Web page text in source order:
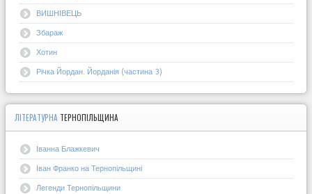
ВИШНІВЕЦЬ
Збараж
Хотин
Річка Йордан. Йорданія (частина 3)
ЛІТЕРАТУРНА ТЕРНОПІЛЬЩИНА
Іванна Блажкевич
Іван Франко на Тернопільщині
Легенди Тернопільщини